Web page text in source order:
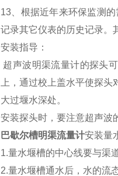
13、根据近年来环保监测
记录其它仪表的历史记录
安装指导：
超声波明渠流量计的探头
上，通过校上盖水平使探
大过堰水深处。
安装探头时，要注意超声波
巴歇尔槽明渠流量计安装量
1.量水堰槽的中心线要与渠
2.量水堰槽通水后，水的流